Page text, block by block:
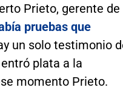
Prieto, gerente de
pruebas que
un solo testimonio
plata a la
momento Prieto.